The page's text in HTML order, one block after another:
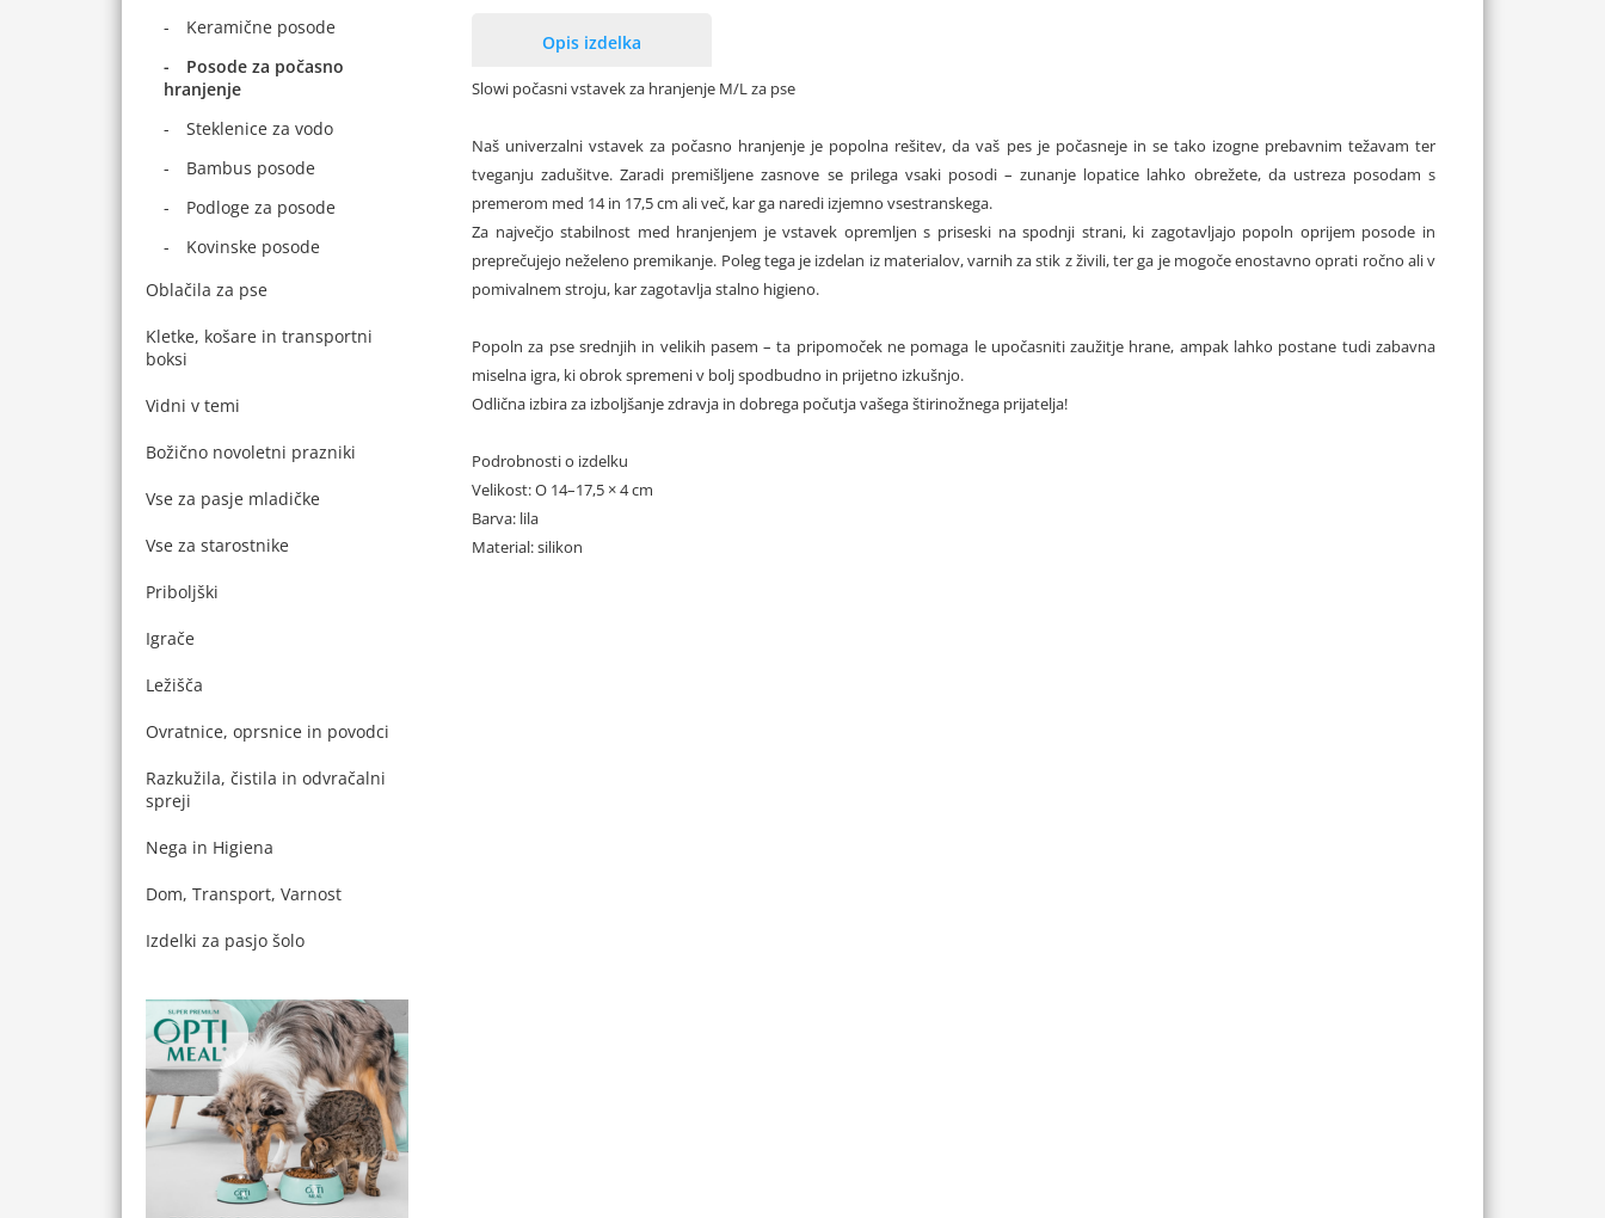
Keramične posode
Posode za počasno
hranjenje
Steklenice za vodo
Bambus posode
Podloge za posode
Kovinske posode
Oblačila za pse
Kletke, košare in transportni
boksi
Vidni v temi
Božično novoletni prazniki
Vse za pasje mladičke
Vse za starostnike
Priboljški
Igrače
Ležišča
Ovratnice, oprsnice in povodci
Razkužila, čistila in odvračalni
spreji
Nega in Higiena
Dom, Transport, Varnost
Izdelki za pasjo šolo
Opis izdelka
Slowi počasni vstavek za hranjenje M/L za pse
Naš univerzalni vstavek za počasno hranjenje je popolna rešitev, da vaš pes je počasneje in se tako izogne prebavnim težavam ter
tveganju zadušitve. Zaradi premišljene zasnove se prilega vsaki posodi – zunanje lopatice lahko obrežete, da ustreza posodam s
premerom med 14 in 17,5 cm ali več, kar ga naredi izjemno vsestranskega.
Za največjo stabilnost med hranjenjem je vstavek opremljen s priseski na spodnji strani, ki zagotavljajo popoln oprijem posode in
preprečujejo neželeno premikanje. Poleg tega je izdelan iz materialov, varnih za stik z živili, ter ga je mogoče enostavno oprati ročno ali v
pomivalnem stroju, kar zagotavlja stalno higieno.
Popoln za pse srednjih in velikih pasem – ta pripomoček ne pomaga le upočasniti zaužitje hrane, ampak lahko postane tudi zabavna
miselna igra, ki obrok spremeni v bolj spodbudno in prijetno izkušnjo.
Odlična izbira za izboljšanje zdravja in dobrega počutja vašega štirinožnega prijatelja!
Podrobnosti o izdelku
Velikost: O 14–17,5 × 4 cm
Barva: lila
Material: silikon